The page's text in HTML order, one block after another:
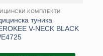
КОМПЛЕКТИ
туника
V-NECK BLACK